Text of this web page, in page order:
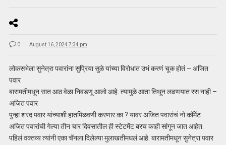
0 August 16, 2024 7:34 pm
लोकसभेला सुनेत्रा पवारांना सुप्रिया सुळे यांच्या विरोधात उभं करणं चूक होतं – अजित
पवार
बारामतीमधून सात आठ वेळा निवडणू आलो आहे. त्यामुळे आता तिथून लढणयात रस नाही –
अजित पवार
पुन्हा शरद पवार यांच्याशी हातमिळवणी करणार का ? यावर अजित पवारांचं नो कॉमेंट
अजित पवारांची गेल्या तीन चार दिवसातील ही स्टेटमेंट बरच काही सांगून जात आहेत.
पहिलं वक्तव्य त्यांनी एका चॅनला दिलेल्या मुलाखतीमधलं आहे. बारामतीमधून सुनेत्रा पवार